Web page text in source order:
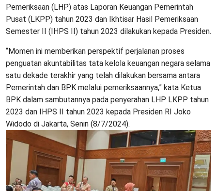
Pemeriksaan (LHP) atas Laporan Keuangan Pemerintah
Pusat (LKPP) tahun 2023 dan Ikhtisar Hasil Pemeriksaan
Semester II (IHPS II) tahun 2023 dilakukan kepada Presiden.
“Momen ini memberikan perspektif perjalanan proses
penguatan akuntabilitas tata kelola keuangan negara selama
satu dekade terakhir yang telah dilakukan bersama antara
Pemerintah dan BPK melalui pemeriksaannya,” kata Ketua
BPK dalam sambutannya pada penyerahan LHP LKPP tahun
2023 dan IHPS II tahun 2023 kepada Presiden RI Joko
Widodo di Jakarta, Senin (8/7/2024).